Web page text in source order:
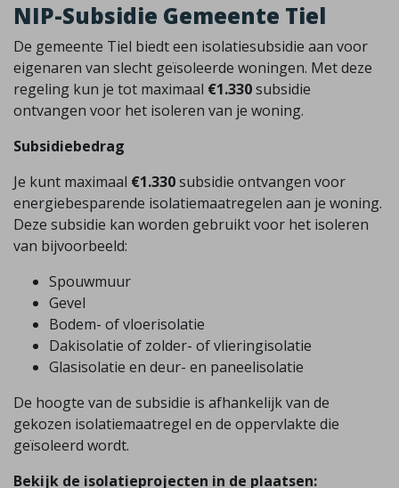
NIP-Subsidie Gemeente Tiel
De gemeente Tiel biedt een isolatiesubsidie aan voor
eigenaren van slecht geïsoleerde woningen. Met deze
regeling kun je tot maximaal €1.330subsidie
ontvangen voor het isoleren van je woning.
Subsidiebedrag
Je kunt maximaal €1.330subsidie ontvangen voor
energiebesparende isolatiemaatregelen aan je woning.
Deze subsidie kan worden gebruikt voor het isoleren
van bijvoorbeeld:
Spouwmuur
Gevel
Bodem- of vloerisolatie
Dakisolatie of zolder- of vlieringisolatie
Glasisolatie en deur- en paneelisolatie
De hoogte van de subsidie is afhankelijk van de
gekozen isolatiemaatregel en de oppervlakte die
geïsoleerd wordt.
Bekijk de isolatieprojecten in de plaatsen: